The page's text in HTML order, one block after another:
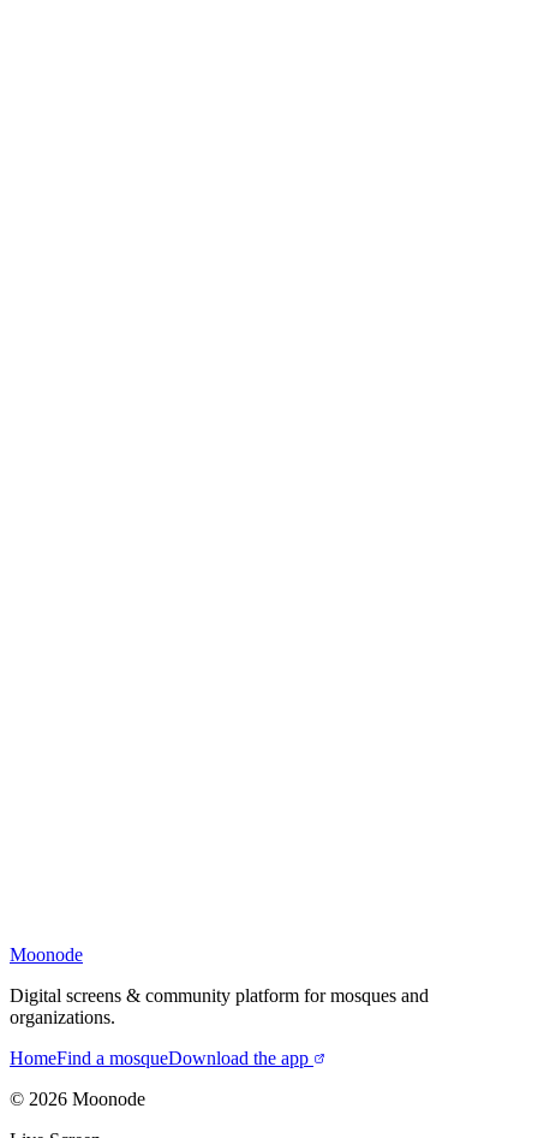
Moonode
Digital screens & community platform for mosques and
organizations.
HomeFind a mosqueDownload the app
© 2026 Moonode